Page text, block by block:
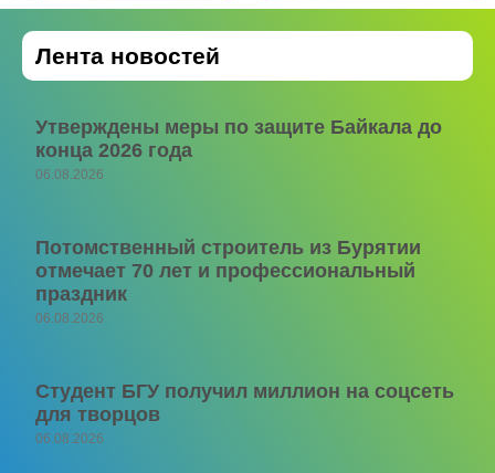
Лента новостей
Утверждены меры по защите Байкала до
конца 2026 года
06.08.2026
Потомственный строитель из Бурятии
отмечает 70 лет и профессиональный
праздник
06.08.2026
Студент БГУ получил миллион на соцсеть
для творцов
06.08.2026